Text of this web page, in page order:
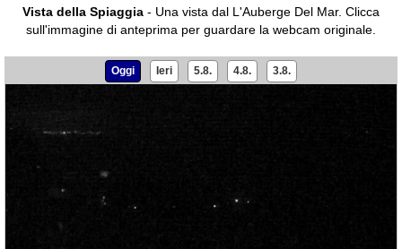
Vista della Spiaggia - Una vista dal L'Auberge Del Mar. Clicca
sull'immagine di anteprima per guardare la webcam originale.
Oggi Ieri 5.8. 4.8. 3.8.